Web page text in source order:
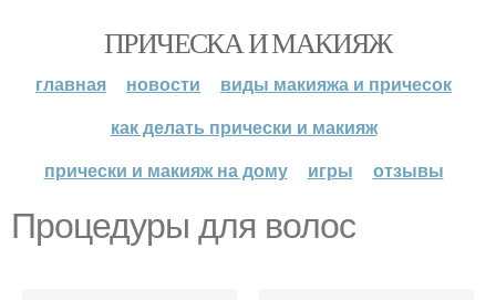
ПРИЧЕСКА И МАКИЯЖ
главная новости
виды макияжа и причесок
как делать прически и макияж
прически и макияж на дому
игры отзывы
Процедуры для волос